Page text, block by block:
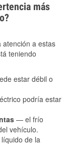
más
atención a estas
teniendo
estar débil o
podría estar
— el frío
vehículo.
de la